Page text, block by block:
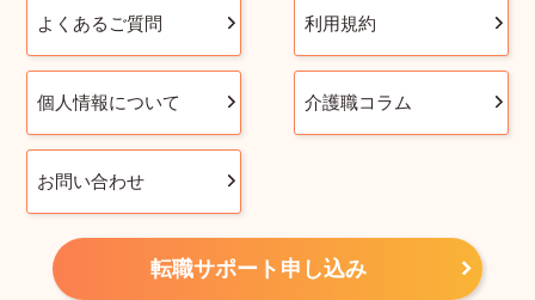
よくあるご質問 利用規約
個人情報について 介護職コラム
お問い合わせ
転職サポート申し込み